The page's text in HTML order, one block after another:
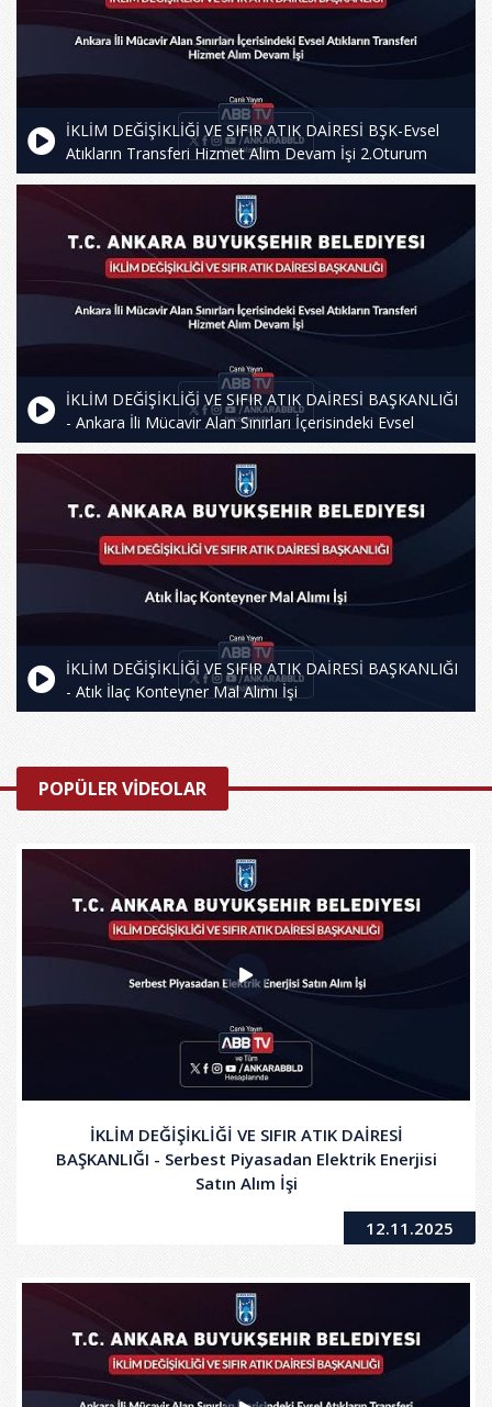
İKLİM DEĞİŞİKLİĞİ VE SIFIR ATIK DAİRESİ BŞK-Evsel
Atıkların Transferi Hizmet Alım Devam İşi 2.Oturum
İKLİM DEĞİŞİKLİĞİ VE SIFIR ATIK DAİRESİ BAŞKANLIĞI
- Ankara İli Mücavir Alan Sınırları İçerisindeki Evsel
Atıkların Transferi Hizmet Alım Devam İşi
İKLİM DEĞİŞİKLİĞİ VE SIFIR ATIK DAİRESİ BAŞKANLIĞI
- Atık İlaç Konteyner Mal Alımı İşi
POPÜLER VİDEOLAR
İKLİM DEĞİŞİKLİĞİ VE SIFIR ATIK DAİRESİ
BAŞKANLIĞI - Serbest Piyasadan Elektrik Enerjisi
Satın Alım İşi
12.11.2025